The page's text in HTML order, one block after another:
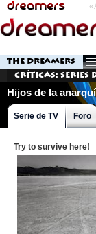
THE DREAMERS
Críticas: Series
Hijos de la
Serie de TV Foro
Try to survive here!